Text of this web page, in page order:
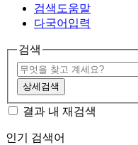
검색도움말
다국어입력
검색
상세검색
결과 내 재검색
인기 검색어